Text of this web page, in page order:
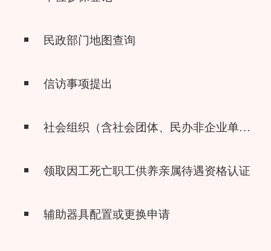
民政部门地图查询
信访事项提出
社会组织（含社会团体、民办非企业单位、基金会）信息查询
领取因工死亡职工供养亲属待遇资格认证
辅助器具配置或更换申请